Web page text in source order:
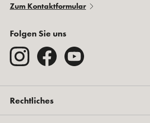
Zum Kontaktformular
Folgen Sie uns
Rechtliches